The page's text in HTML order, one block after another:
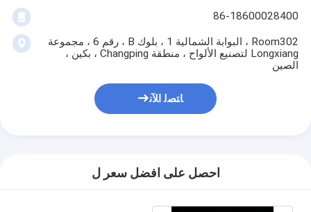
86-18600028400
Room302 ، البوابة الشمالية 1 ، بلوك B ، رقم 6 ، مجموعة
Longxiang لتصنيع الألواح ، منطقة Changping ، بكين ،
الصين
ﺎﺘﺼﻟ ﺍﻶﻧ
احصل على افضل سعر ل